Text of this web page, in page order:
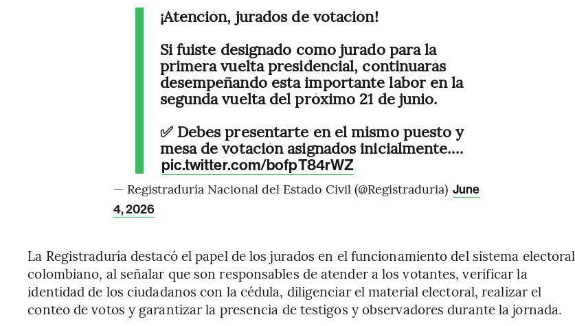
¡Atención, jurados de votación!
Si fuiste designado como jurado para la
primera vuelta presidencial, continuarás
desempeñando esta importante labor en la
segunda vuelta del próximo 21 de junio.
✅ Debes presentarte en el mismo puesto y
mesa de votación asignados inicialmente.…
pic.twitter.com/bofpT84rWZ
— Registraduría Nacional del Estado Civil (@Registraduria) June
4, 2026
La Registraduría destacó el papel de los jurados en el funcionamiento del sistema electoral
colombiano, al señalar que son responsables de atender a los votantes, verificar la
identidad de los ciudadanos con la cédula, diligenciar el material electoral, realizar el
conteo de votos y garantizar la presencia de testigos y observadores durante la jornada.